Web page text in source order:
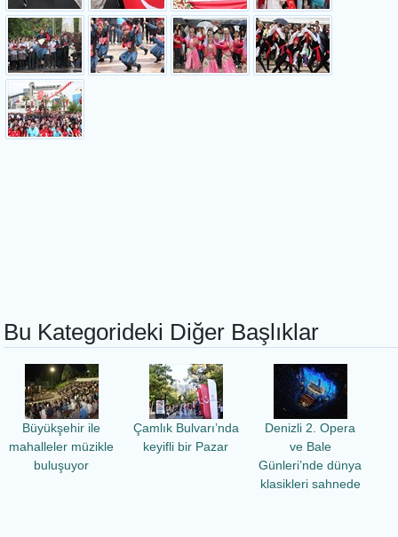
Bu Kategorideki Diğer Başlıklar
Büyükşehir ile
mahalleler müzikle
buluşuyor
Çamlık Bulvarı’nda
keyifli bir Pazar
Denizli 2. Opera
ve Bale
Günleri’nde dünya
klasikleri sahnede